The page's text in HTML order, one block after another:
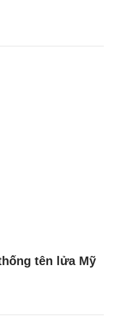
tên lửa Mỹ